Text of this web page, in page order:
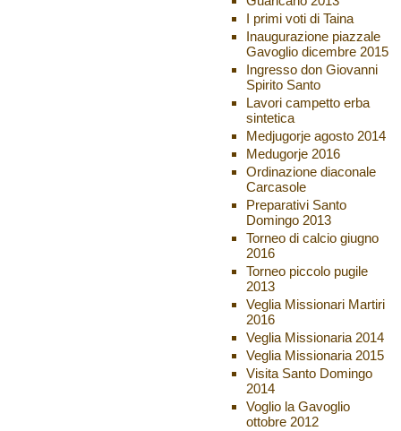
I primi voti di Taina
Inaugurazione piazzale
Gavoglio dicembre 2015
Ingresso don Giovanni
Spirito Santo
Lavori campetto erba
sintetica
Medjugorje agosto 2014
Medugorje 2016
Ordinazione diaconale
Carcasole
Preparativi Santo
Domingo 2013
Torneo di calcio giugno
2016
Torneo piccolo pugile
2013
Veglia Missionari Martiri
2016
Veglia Missionaria 2014
Veglia Missionaria 2015
Visita Santo Domingo
2014
Voglio la Gavoglio
ottobre 2012